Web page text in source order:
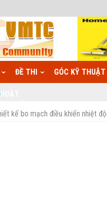
ĐỀ THI GÓC KỸ THUẬT
kế bo mạch điều khiển nhiệt độ